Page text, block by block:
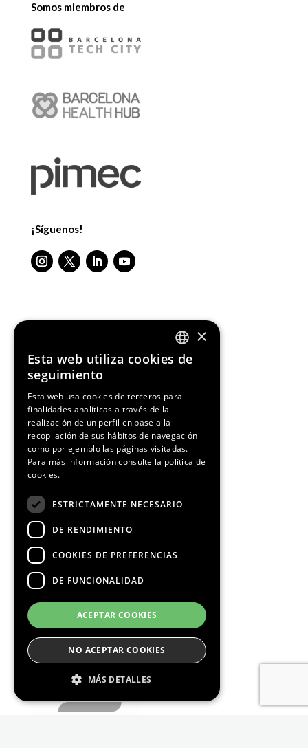
Somos miembros de
¡Síguenos!
ENGLISH
×
Esta web utiliza cookies de
seguimiento
Esta web usa cookies de terceros para
finalidades analíticas a través de la
realización de un perfil en base a la
recopilación de sus hábitos de navegación
como por ejemplo las páginas visitadas.
Para más información consulte la política de
cookies.
ESTRICTAMENTE NECESARIO
DE RENDIMIENTO
COOKIES DE PREFERENCIAS
DE FUNCIONALIDAD
ACEPTAR COOKIES
NO ACEPTAR COOKIES
MÁS DETALLES